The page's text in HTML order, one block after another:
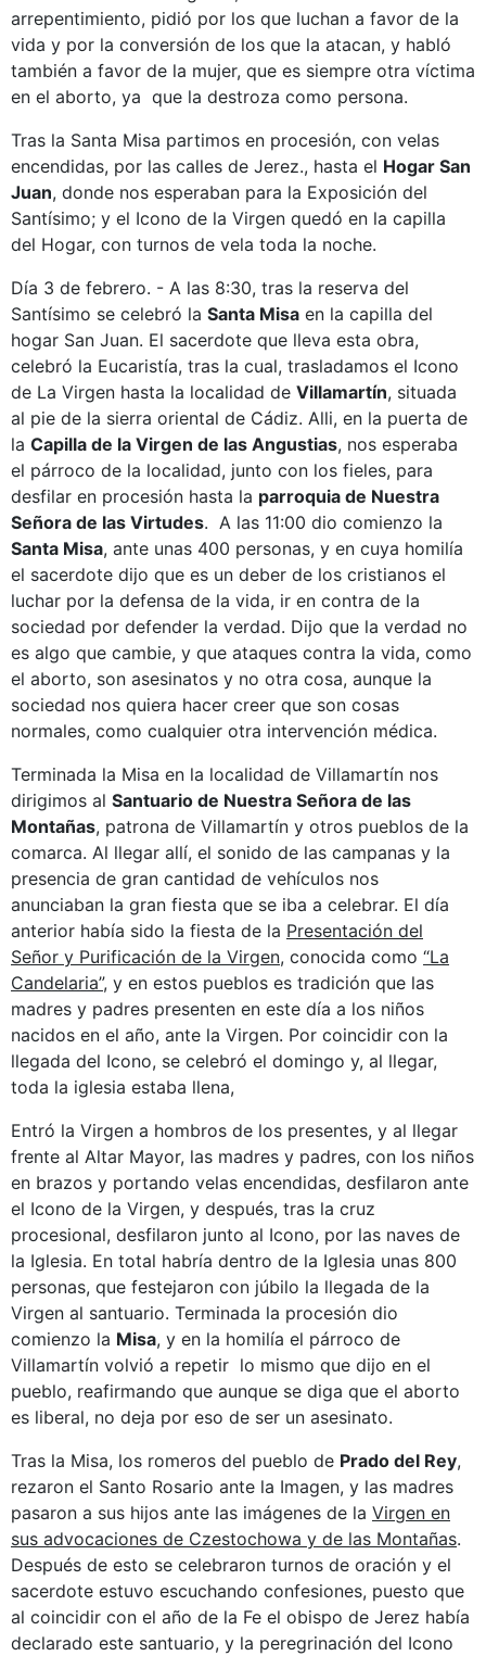
arrepentimiento, pidió por los que luchan a favor de la
vida y por la conversión de los que la atacan, y habló
también a favor de la mujer, que es siempre otra víctima
en el aborto, ya que la destroza como persona.
Tras la Santa Misa partimos en procesión, con velas
encendidas, por las calles de Jerez., hasta el Hogar San
Juan, donde nos esperaban para la Exposición del
Santísimo; y el Icono de la Virgen quedó en la capilla
del Hogar, con turnos de vela toda la noche.
Día 3 de febrero. - A las 8:30, tras la reserva del
Santísimo se celebró la Santa Misa en la capilla del
hogar San Juan. El sacerdote que lleva esta obra,
celebró la Eucaristía, tras la cual, trasladamos el Icono
de La Virgen hasta la localidad de Villamartín, situada
al pie de la sierra oriental de Cádiz. Alli, en la puerta de
la Capilla de la Virgen de las Angustias, nos esperaba
el párroco de la localidad, junto con los fieles, para
desfilar en procesión hasta la parroquia de Nuestra
Señora de las Virtudes. A las 11:00 dio comienzo la
Santa Misa, ante unas 400 personas, y en cuya homilía
el sacerdote dijo que es un deber de los cristianos el
luchar por la defensa de la vida, ir en contra de la
sociedad por defender la verdad. Dijo que la verdad no
es algo que cambie, y que ataques contra la vida, como
el aborto, son asesinatos y no otra cosa, aunque la
sociedad nos quiera hacer creer que son cosas
normales, como cualquier otra intervención médica.
Terminada la Misa en la localidad de Villamartín nos
dirigimos al Santuario de Nuestra Señora de las
Montañas, patrona de Villamartín y otros pueblos de la
comarca. Al llegar allí, el sonido de las campanas y la
presencia de gran cantidad de vehículos nos
anunciaban la gran fiesta que se iba a celebrar. El día
anterior había sido la fiesta de la Presentación del
Señor y Purificación de la Virgen, conocida como “La
Candelaria”, y en estos pueblos es tradición que las
madres y padres presenten en este día a los niños
nacidos en el año, ante la Virgen. Por coincidir con la
llegada del Icono, se celebró el domingo y, al llegar,
toda la iglesia estaba llena,
Entró la Virgen a hombros de los presentes, y al llegar
frente al Altar Mayor, las madres y padres, con los niños
en brazos y portando velas encendidas, desfilaron ante
el Icono de la Virgen, y después, tras la cruz
procesional, desfilaron junto al Icono, por las naves de
la Iglesia. En total habría dentro de la Iglesia unas 800
personas, que festejaron con júbilo la llegada de la
Virgen al santuario. Terminada la procesión dio
comienzo la Misa, y en la homilía el párroco de
Villamartín volvió a repetir lo mismo que dijo en el
pueblo, reafirmando que aunque se diga que el aborto
es liberal, no deja por eso de ser un asesinato.
Tras la Misa, los romeros del pueblo de Prado del Rey,
rezaron el Santo Rosario ante la Imagen, y las madres
pasaron a sus hijos ante las imágenes de la Virgen en
sus advocaciones de Czestochowa y de las Montañas.
Después de esto se celebraron turnos de oración y el
sacerdote estuvo escuchando confesiones, puesto que
al coincidir con el año de la Fe el obispo de Jerez había
declarado este santuario, y la peregrinación del Icono